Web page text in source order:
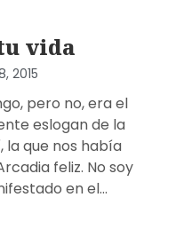
vida
2015
pero no, era el
eslogan de la
la que nos había
feliz. No soy
en el…